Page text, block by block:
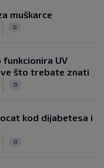
muškarce
0
funkcionira UV
što trebate znati
0
kod dijabetesa i
0